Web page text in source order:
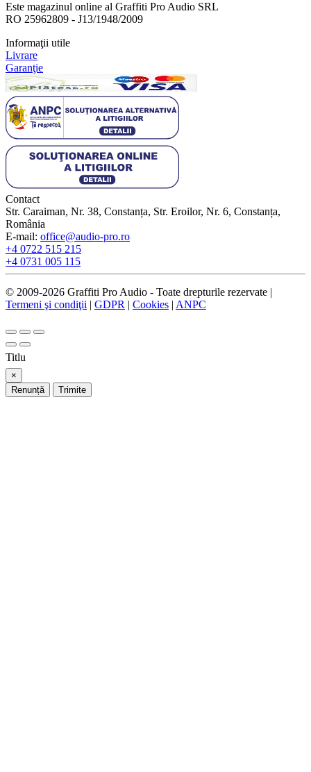
Este magazinul online al Graffiti Pro Audio SRL
RO 25962809 - J13/1948/2009
Informaţii utile
Livrare
Garanţie
Contact
Str. Caraiman, Nr. 38, Constanța, Str. Eroilor, Nr. 6, Constanța,
România
E-mail: office@audio-pro.ro
+4 0722 515 215
+4 0731 005 115
© 2009-2026 Graffiti Pro Audio - Toate drepturile rezervate |
Termeni şi condiţii | GDPR | Cookies | ANPC
Titlu
×
Renunță